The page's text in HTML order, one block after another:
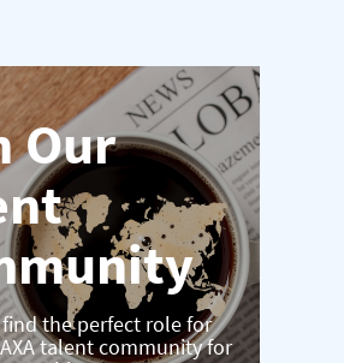
Our
the perfect role for
talent community for